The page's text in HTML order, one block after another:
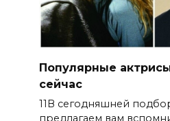
Популярные
сейчас
11В сегодняшней